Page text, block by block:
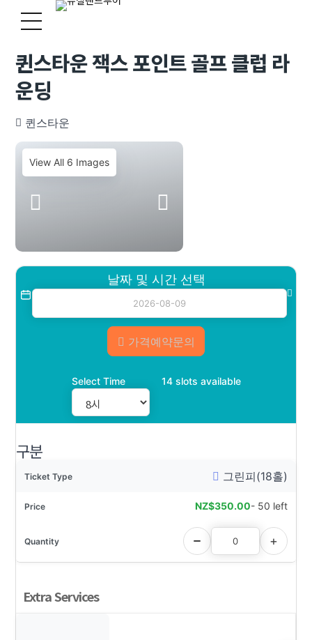
퀸스타운 잭스 포인트 골프 클럽 라
운딩
퀸스타운
View All 6 Images
날짜 및 시간 선택
가격예약문의
Select Time 14 slots available
구분
그린피(18홀)
NZ$350.00- 50 left
Extra Services